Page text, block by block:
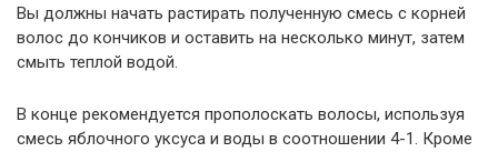
Вы должны начать растирать полученную смесь с корней
волос до кончиков и оставить на несколько минут, затем
смыть теплой водой.
В конце рекомендуется прополоскать волосы, используя
смесь яблочного уксуса и воды в соотношении 4-1. Кроме